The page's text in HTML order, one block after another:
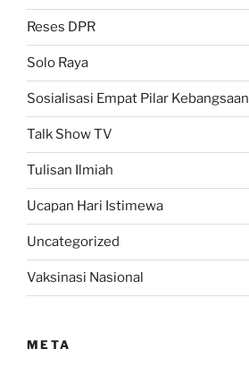
Reses DPR
Solo Raya
Sosialisasi Empat Pilar Kebangsaan
Talk Show TV
Tulisan Ilmiah
Ucapan Hari Istimewa
Uncategorized
Vaksinasi Nasional
META